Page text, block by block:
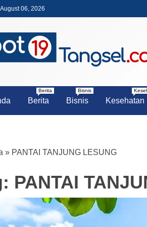
06, 2026
Berita
Berita
Bisnis
Bisnis
Kesehatan
» PANTAI TANJUNG LESUNG
PANTAI